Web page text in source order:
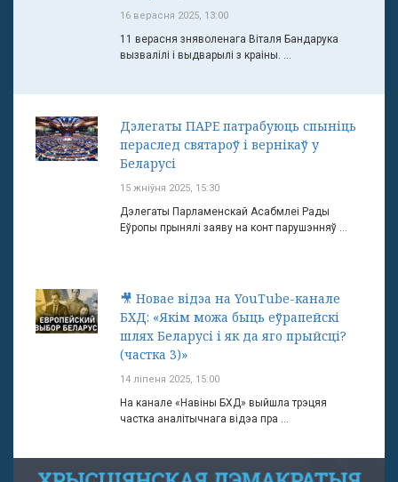
16 верасня 2025, 13:00
11 верасня зняволенага Віталя Бандарука
вызвалілі і выдварылі з краіны. ...
Дэлегаты ПАРЕ патрабуюць спыніць
пераслед святароў і вернікаў у
Беларусі
15 жніўня 2025, 15:30
Дэлегаты Парламенскай Асабмлеі Рады
Еўропы прынялі заяву на конт парушэнняў ...
🎥 Новае відэа на YouTube-канале
БХД: «Якім можа быць еўрапейскі
шлях Беларусі і як да яго прыйсці?
(частка 3)»
14 ліпеня 2025, 15:00
На канале «Навіны БХД» выйшла трэцяя
частка аналітычнага відэа пра ...